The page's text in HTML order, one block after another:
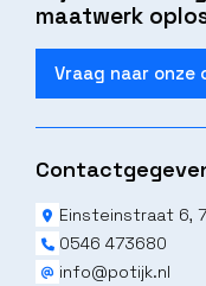
maatwerk
Vraag naar onze
Einsteinstraat 6,
0546 473680
info@potijk.nl